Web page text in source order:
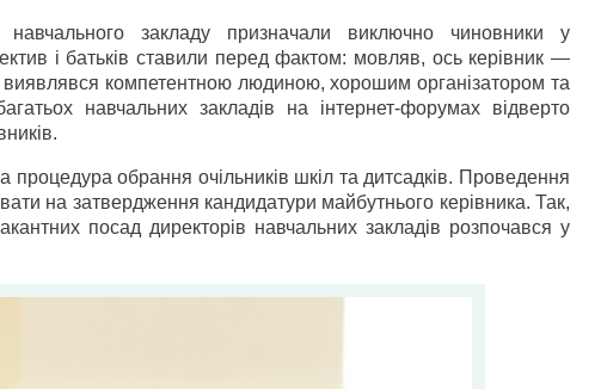
закладу призначали виключно чиновники у
і батьків ставили перед фактом: мовляв, ось керівник —
компетентною людиною, хорошим організатором та
навчальних закладів на інтернет-форумах відверто
обрання очільників шкіл та дитсадків. Проведення
на затвердження кандидатури майбутнього керівника. Так,
посад директорів навчальних закладів розпочався у